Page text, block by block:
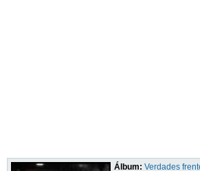
Álbum: Verdades